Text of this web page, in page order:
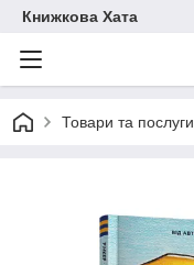
Книжкова Хата
Товари та послуги